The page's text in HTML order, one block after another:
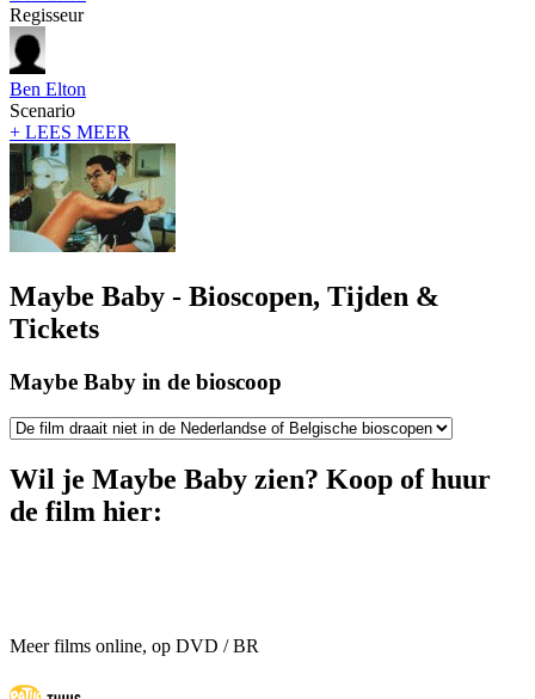
Regisseur
Ben Elton
Scenario
+ LEES MEER
Maybe Baby - Bioscopen, Tijden &
Tickets
Maybe Baby in de bioscoop
Wil je Maybe Baby zien? Koop of huur
de film hier:
Meer films online, op DVD / BR